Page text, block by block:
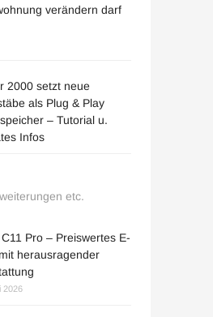
verändern darf
2000 setzt neue
als Plug & Play
– Tutorial u.
Infos
etc.
Pro – Preiswertes E-
herausragender
2026